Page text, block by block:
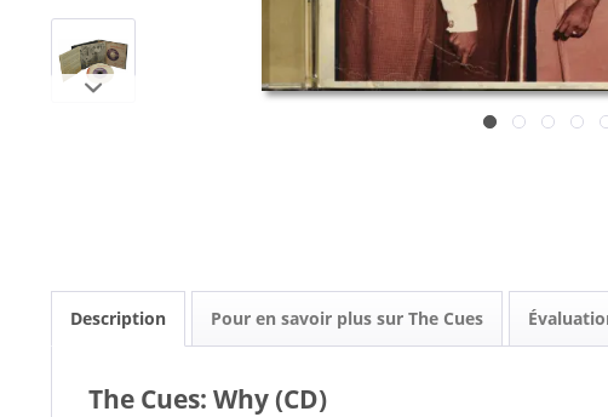
Description Pour en savoir plus sur The Cues
The Cues: Why (CD)